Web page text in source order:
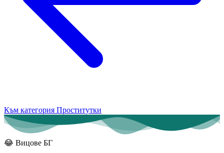
Към категория Проститутки
😂 Вицове БГ